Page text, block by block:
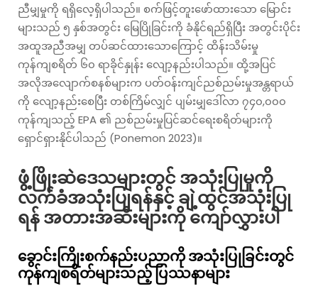
ညီမျှမှုကို ရရှိလေ့ရှိပါသည်။ စက်ဖြင့်တူးဖော်ထားသော မြောင်း
များသည် ၅ နှစ်အတွင်း မြေပြိုခြင်းကို ခံနိုင်ရည်ရှိပြီး အတွင်းပိုင်း
အထူအညီအမျှ တပ်ဆင်ထားသောကြောင့် ထိန်းသိမ်းမှု
ကုန်ကျစရိတ် ၆၀ ရာခိုင်နှုန်း လျော့နည်းပါသည်။ ထို့အပြင်
အလိုအလျောက်စနစ်များက ပတ်ဝန်းကျင်ညစ်ညမ်းမှုအန္တရာယ်
ကို လျော့နည်းစေပြီး တစ်ကြိမ်လျှင် ပျမ်းမျှဒေါ်လာ ၇၄၀,၀၀၀
ကုန်ကျသည့် EPA ၏ ညစ်ညမ်းမှုပြင်ဆင်ရေးစရိတ်များကို
ရှောင်ရှားနိုင်ပါသည် (Ponemon 2023)။
ဖွံ့ဖြိုးဆဲဒေသများတွင် အသုံးပြုမှုကို
လက်ခံအသုံးပြုရန်နှင့် ချဲ့ထွင်အသုံးပြု
ရန် အတားအဆီးများကို ကျော်လွှားပါ
ခွောင်းကြိုးစက်နည်းပညာကို အသုံးပြုခြင်းတွင်
ကုန်ကျစရိတ်များသည့် ပြဿနာများ